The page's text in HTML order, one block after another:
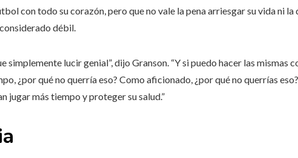
con todo su corazón, pero que no vale la pena arriesgar su vida ni la
débil.
simplemente lucir genial”, dijo Granson. “Y si puedo hacer las mismas
¿por qué no querría eso? Como aficionado, ¿por qué no querrías eso?
jugar más tiempo y proteger su salud.”